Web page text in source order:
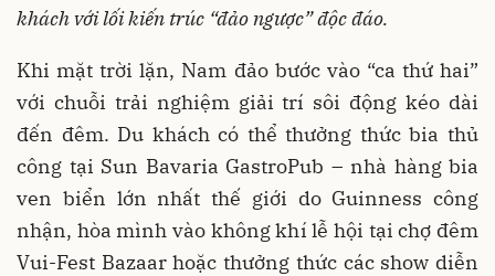
khách với lối kiến trúc “đảo ngược” độc đáo.
Khi mặt trời lặn, Nam đảo bước vào “ca thứ hai”
với chuỗi trải nghiệm giải trí sôi động kéo dài
đến đêm. Du khách có thể thưởng thức bia thủ
công tại Sun Bavaria GastroPub – nhà hàng bia
ven biển lớn nhất thế giới do Guinness công
nhận, hòa mình vào không khí lễ hội tại chợ đêm
Vui-Fest Bazaar hoặc thưởng thức các show diễn